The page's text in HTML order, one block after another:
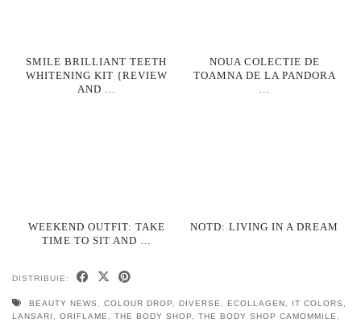
SMILE BRILLIANT TEETH
WHITENING KIT {REVIEW
AND …
NOUA COLECTIE DE
TOAMNA DE LA PANDORA
…
WEEKEND OUTFIT: TAKE
TIME TO SIT AND …
NOTD: LIVING IN A DREAM
DISTRIBUIE:
BEAUTY NEWS COLOUR DROP DIVERSE ECOLLAGEN IT COLORS
LANSARI
ORIFLAME THE BODY SHOP THE BODY SHOP CAMOMMILE